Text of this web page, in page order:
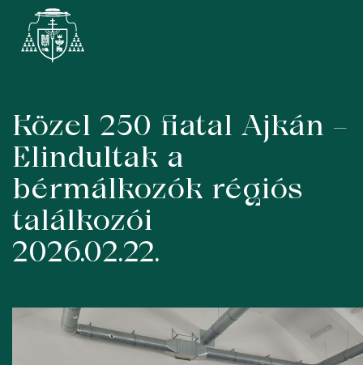
Skip
content
Közel 250 fiatal Ajkán –
Elindultak a
bérmálkozók régiós
találkozói
2026.02.22.